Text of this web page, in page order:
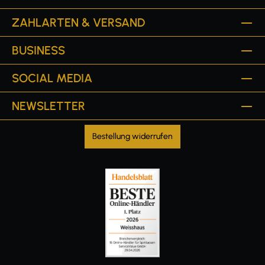
ZAHLARTEN & VERSAND
BUSINESS
SOCIAL MEDIA
NEWSLETTER
Bestellung widerrufen